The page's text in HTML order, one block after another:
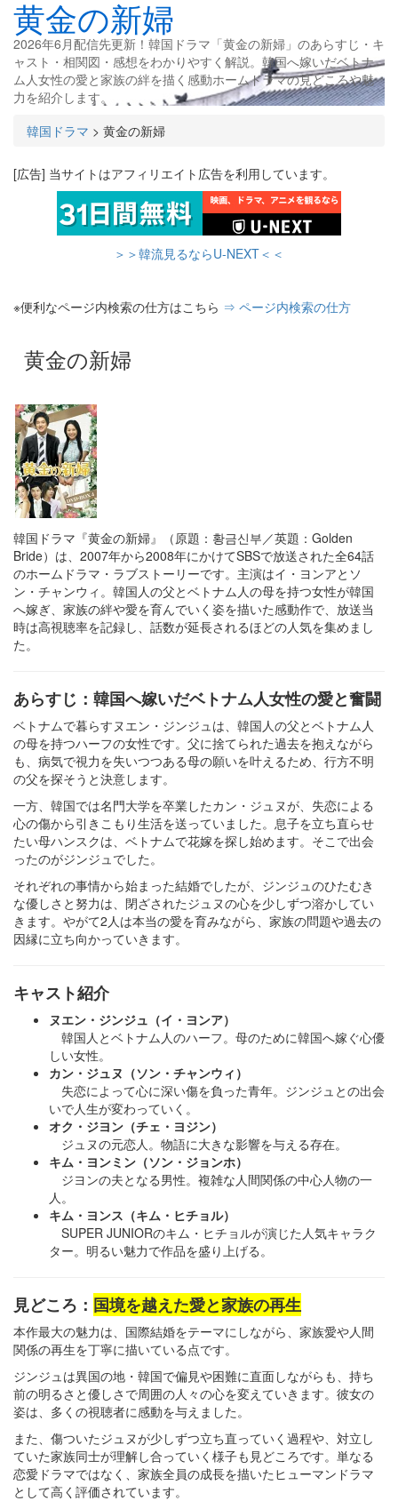
黄金の新婦
2026年6月配信先更新！韓国ドラマ「黄金の新婦」のあらすじ・キ
ャスト・相関図・感想をわかりやすく解説。韓国へ嫁いだベトナ
ム人女性の愛と家族の絆を描く感動ホームドラマの見どころや魅
力を紹介します。
韓国ドラマ > 黄金の新婦
[広告] 当サイトはアフィリエイト広告を利用しています。
＞＞韓流見るならU-NEXT＜＜
※便利なページ内検索の仕方はこちら ⇒ ページ内検索の仕方
黄金の新婦
韓国ドラマ『黄金の新婦』（原題：황금신부／英題：Golden
Bride）は、2007年から2008年にかけてSBSで放送された全64話
のホームドラマ・ラブストーリーです。主演はイ・ヨンアとソ
ン・チャンウィ。韓国人の父とベトナム人の母を持つ女性が韓国
へ嫁ぎ、家族の絆や愛を育んでいく姿を描いた感動作で、放送当
時は高視聴率を記録し、話数が延長されるほどの人気を集めまし
た。
あらすじ：韓国へ嫁いだベトナム人女性の愛と奮闘
ベトナムで暮らすヌエン・ジンジュは、韓国人の父とベトナム人
の母を持つハーフの女性です。父に捨てられた過去を抱えながら
も、病気で視力を失いつつある母の願いを叶えるため、行方不明
の父を探そうと決意します。
一方、韓国では名門大学を卒業したカン・ジュヌが、失恋による
心の傷から引きこもり生活を送っていました。息子を立ち直らせ
たい母ハンスクは、ベトナムで花嫁を探し始めます。そこで出会
ったのがジンジュでした。
それぞれの事情から始まった結婚でしたが、ジンジュのひたむき
な優しさと努力は、閉ざされたジュヌの心を少しずつ溶かしてい
きます。やがて2人は本当の愛を育みながら、家族の問題や過去の
因縁に立ち向かっていきます。
キャスト紹介
ヌエン・ジンジュ（イ・ヨンア）
韓国人とベトナム人のハーフ。母のために韓国へ嫁ぐ心優
しい女性。
カン・ジュヌ（ソン・チャンウィ）
失恋によって心に深い傷を負った青年。ジンジュとの出会
いで人生が変わっていく。
オク・ジヨン（チェ・ヨジン）
ジュヌの元恋人。物語に大きな影響を与える存在。
キム・ヨンミン（ソン・ジョンホ）
ジヨンの夫となる男性。複雑な人間関係の中心人物の一
人。
キム・ヨンス（キム・ヒチョル）
SUPER JUNIORのキム・ヒチョルが演じた人気キャラク
ター。明るい魅力で作品を盛り上げる。
見どころ： 国境を越えた愛と家族の再生
本作最大の魅力は、国際結婚をテーマにしながら、家族愛や人間
関係の再生を丁寧に描いている点です。
ジンジュは異国の地・韓国で偏見や困難に直面しながらも、持ち
前の明るさと優しさで周囲の人々の心を変えていきます。彼女の
姿は、多くの視聴者に感動を与えました。
また、傷ついたジュヌが少しずつ立ち直っていく過程や、対立し
ていた家族同士が理解し合っていく様子も見どころです。単なる
恋愛ドラマではなく、家族全員の成長を描いたヒューマンドラマ
として高く評価されています。